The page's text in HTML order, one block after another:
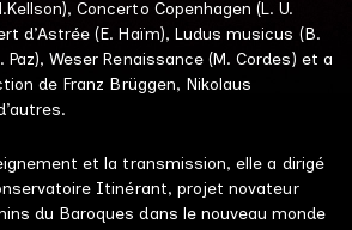
Concerto Copenhagen (L. U.
d’Astrée (E. Haïm), Ludus musicus (B.
Weser Renaissance (M. Cordes) et a
de Franz Brüggen, Nikolaus
et la transmission, elle a dirigé
Itinérant, projet novateur
du Baroques dans le nouveau monde